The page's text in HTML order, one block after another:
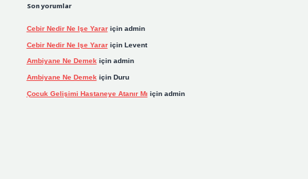
Son yorumlar
Cebir Nedir Ne Işe Yarariçin admin
Cebir Nedir Ne Işe Yarariçin Levent
Ambiyane Ne Demekiçin admin
Ambiyane Ne Demek için Duru
Çocuk Gelişimi Hastaneye Atanır Mı için admin